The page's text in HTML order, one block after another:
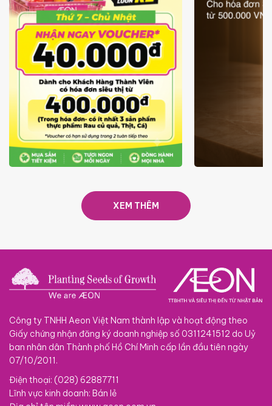
GIÁ LUÔN RẺ TỪ 6/8 - 31/10
ƯU
XEM THÊM
Công ty TNHH Aeon Việt Nam thành lập và hoạt động theo
Giấy chứng nhận đăng ký doanh nghiệp số 0311241512 do Uỷ
ban nhân dân Thành phố Hồ Chí Minh cấp lần đầu tiên ngày
07/10/2011.
Điện thoại: (028) 62887711
Lĩnh vực kinh doanh: Bán lẻ